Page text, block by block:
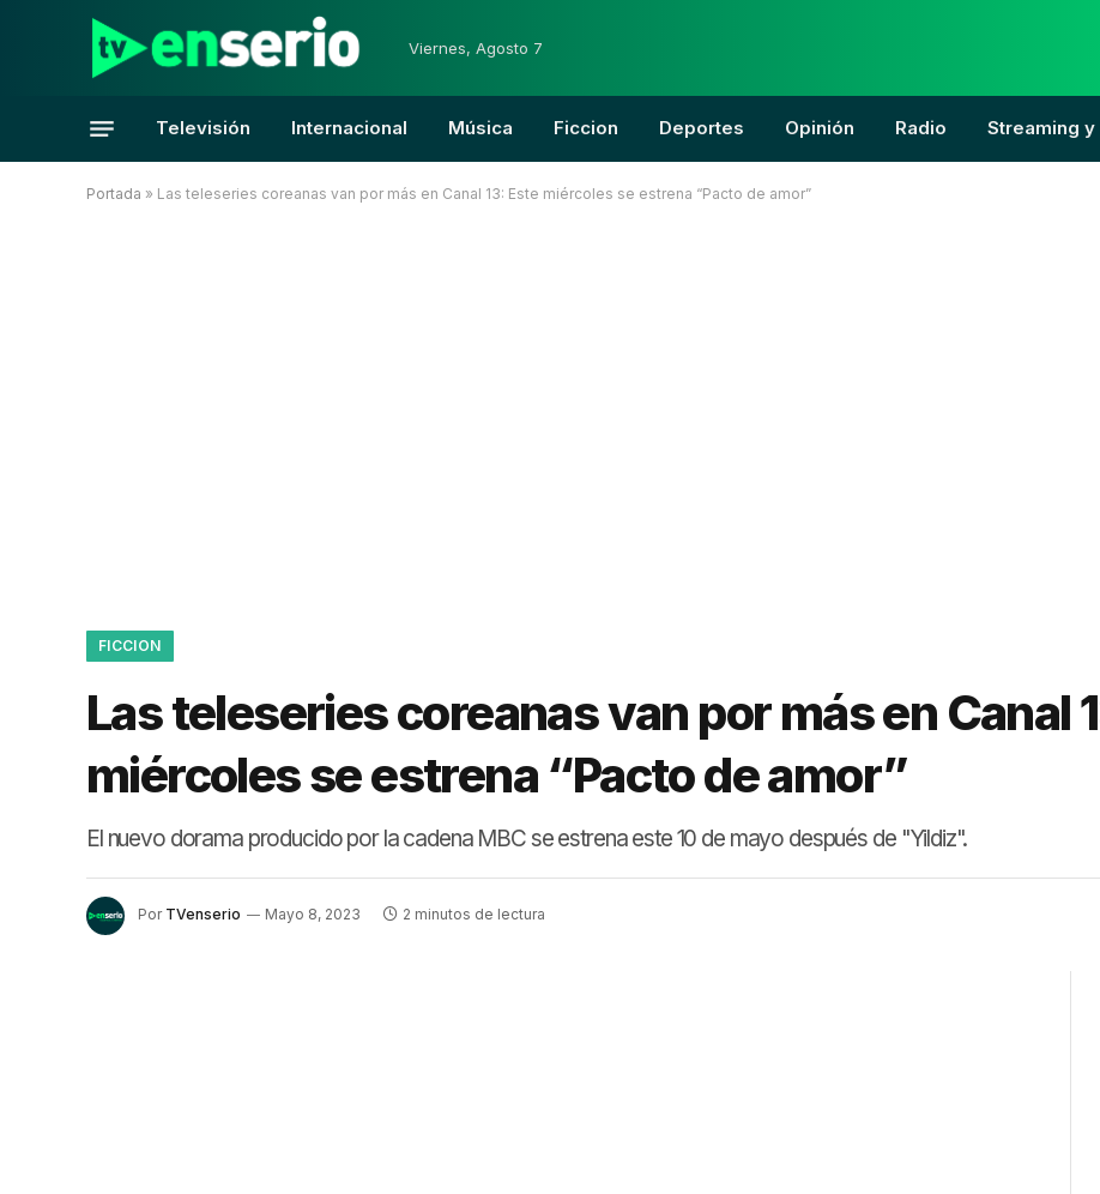
Viernes, Agosto 7
Televisión Internacional Música Ficcion Deportes Opinión Radio Streaming
Portada » Las teleseries coreanas van por más en Canal 13: Este miércoles se estrena “Pacto de amor”
FICCION
Las teleseries coreanas van por más en Canal
miércoles se estrena “Pacto de amor”
El nuevo dorama producido por la cadena MBC se estrena este 10 de mayo después de "Yildiz".
Por TVenserio Mayo 8, 2023 2 minutos de lectura